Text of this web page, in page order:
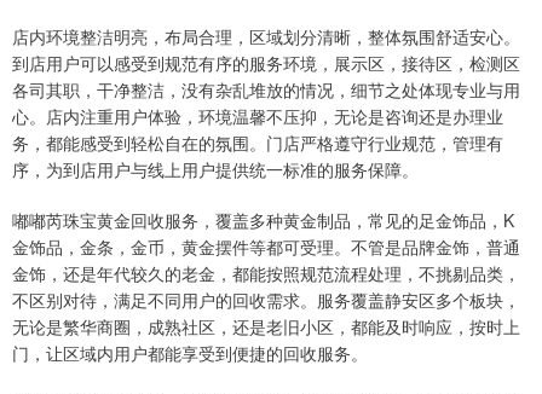
店内环境整洁明亮，布局合理，区域划分清晰，整体氛围舒适安心。
到店用户可以感受到规范有序的服务环境，展示区，接待区，检测区
各司其职，干净整洁，没有杂乱堆放的情况，细节之处体现专业与用
心。店内注重用户体验，环境温馨不压抑，无论是咨询还是办理业
务，都能感受到轻松自在的氛围。门店严格遵守行业规范，管理有
序，为到店用户与线上用户提供统一标准的服务保障。
嘟嘟芮珠宝黄金回收服务，覆盖多种黄金制品，常见的足金饰品，K
金饰品，金条，金币，黄金摆件等都可受理。不管是品牌金饰，普通
金饰，还是年代较久的老金，都能按照规范流程处理，不挑剔品类，
不区别对待，满足不同用户的回收需求。服务覆盖静安区多个板块，
无论是繁华商圈，成熟社区，还是老旧小区，都能及时响应，按时上
门，让区域内用户都能享受到便捷的回收服务。